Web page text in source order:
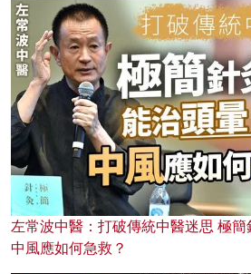
左常波中醫：打破傳統中醫迷思 極簡
中風應如何急救？